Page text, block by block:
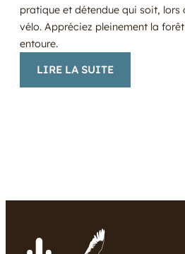
pratique et détendue qui soit, lors
vélo. Appréciez pleinement la
entoure.
LIRE LA SUITE:
PARTICIPEZ